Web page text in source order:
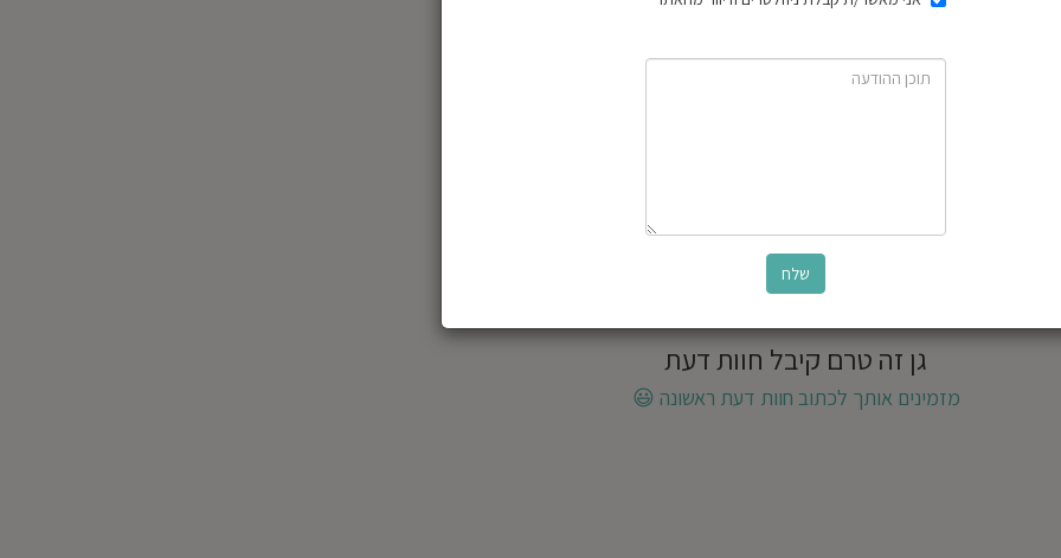
גן זה טרם קיבל חוות דעת
מזמינים אותך לכתוב חוות דעת ראשונה 😃